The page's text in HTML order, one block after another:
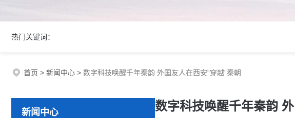
热门关键词：
首页 > 新闻中心 > 数字科技唤醒千年秦韵 外国友人在西安“穿越”秦朝
新闻中心 数字科技唤醒千年秦韵